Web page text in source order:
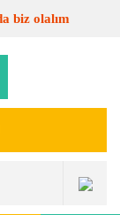
biz olalım